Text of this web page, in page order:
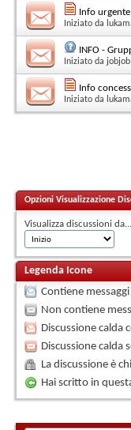
Info urgente
Iniziato da
INFO -
Iniziato da jobjob
Info
Iniziato da
Opzioni Visualizzazione
Visualizza discussioni da...
Legenda Icone
Contiene
Non contiene
Discussione calda
Discussione calda
La discussione è
Hai scritto in